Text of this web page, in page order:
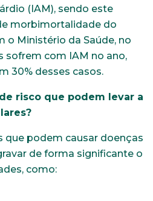
(IAM), sendo este
morbimortalidade do
o Ministério da Saúde, no
sofrem com IAM no ano,
30% desses casos.
risco que podem levar a
que podem causar doenças
de forma significante o
como: